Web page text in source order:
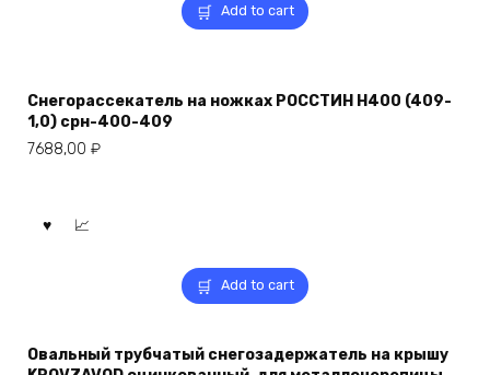
Add to cart
Снегорассекатель на ножках РОССТИН H400 (409-
1,0) срн-400-409
7688,00 ₽
Add to cart
Овальный трубчатый снегозадержатель на крышу